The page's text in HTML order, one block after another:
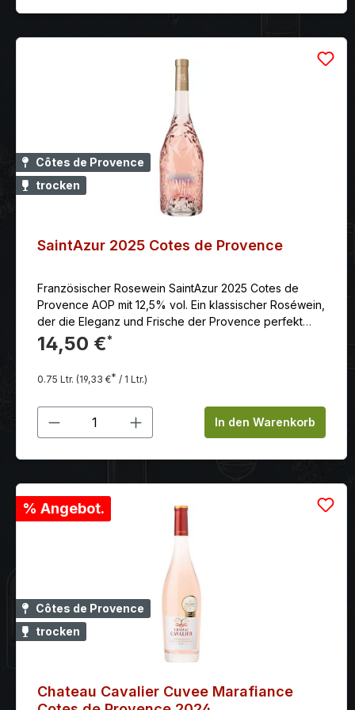
Côtes de Provence
trocken
SaintAzur 2025 Cotes de Provence
Französischer Rosewein SaintAzur 2025 Cotes de
Provence AOP mit 12,5% vol. Ein klassischer Roséwein,
der die Eleganz und Frische der Provence perfekt
einfängt.
14,50 €*
0.75 Ltr. (19,33 €* / 1 Ltr.)
Produkt Anzahl: Gib denIn den Warenkorb
% Angebot.
Côtes de Provence
trocken
Chateau Cavalier Cuvee Marafiance